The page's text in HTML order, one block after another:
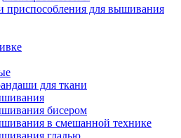
приспособления для вышивания
для ткани
бисером
в смешанной технике
гладью